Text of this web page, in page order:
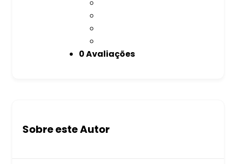
0 Avaliações
Sobre este Autor